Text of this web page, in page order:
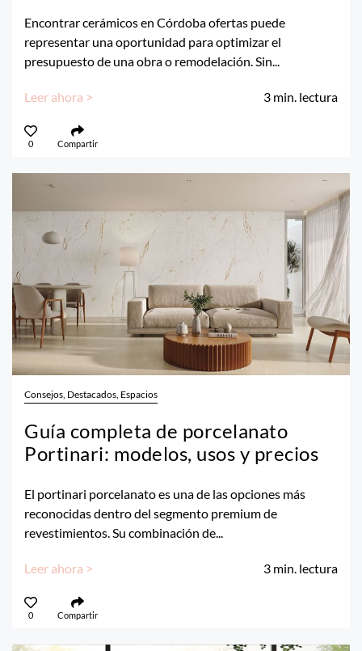
Encontrar cerámicos en Córdoba ofertas puede
representar una oportunidad para optimizar el
presupuesto de una obra o remodelación. Sin...
Leer ahora > 3 min. lectura
0 Compartir
Consejos, Destacados, Espacios
Guía completa de porcelanato
Portinari: modelos, usos y precios
El portinari porcelanato es una de las opciones más
reconocidas dentro del segmento premium de
revestimientos. Su combinación de...
Leer ahora > 3 min. lectura
0 Compartir